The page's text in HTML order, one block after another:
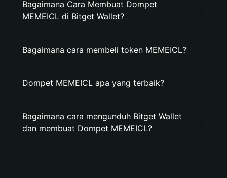
Bagaimana Cara Membuat Dompet
MEMEICL di Bitget Wallet?
Bagaimana cara membeli token MEMEICL?
Dompet MEMEICL apa yang terbaik?
Bagaimana cara mengunduh Bitget Wallet
dan membuat Dompet MEMEICL?